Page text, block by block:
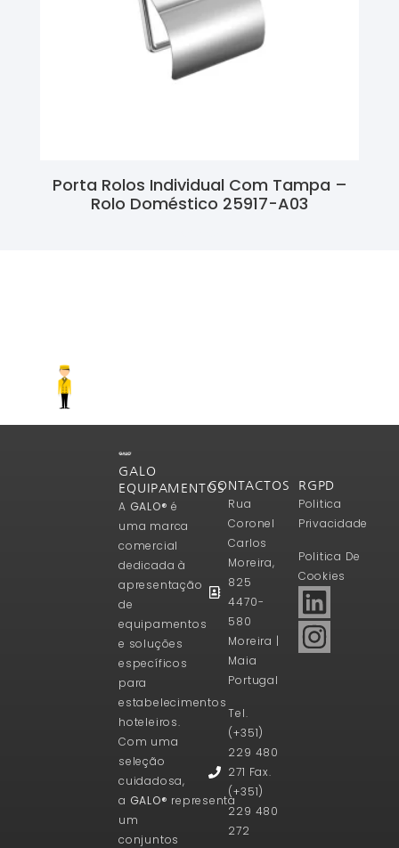
Porta Rolos Individual Com Tampa –
Rolo Doméstico 25917-A03
GALO
EQUIPAMENTOS
A GALO® é
uma marca
comercial
dedicada à
apresentação
de
equipamentos
e soluções
específicos
para
estabelecimentos
hoteleiros.
Com uma
seleção
cuidadosa,
a GALO® representa
um
conjuntos
CONTACTOS
Rua
Coronel
Carlos
Moreira,
825
4470-
580
Moreira |
Maia
Portugal
Tel.
(+351)
229 480
271 Fax.
(+351)
229 480
272
RGPD
Politica
Privacidade
Politica De
Cookies